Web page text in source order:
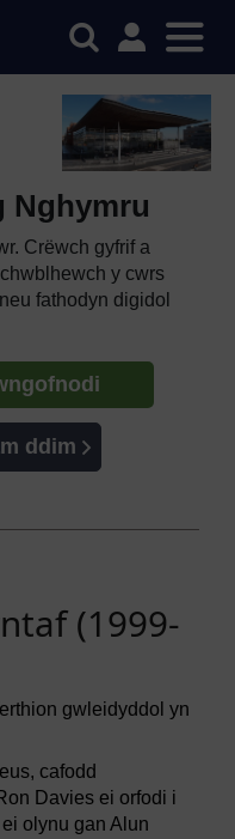
Nghymru
Crëwch gyfrif a
y cwrs
fathodyn digidol
ddim
(1999-
gwleidyddol yn
cafodd
Davies ei orfodi i
olynu gan Alun